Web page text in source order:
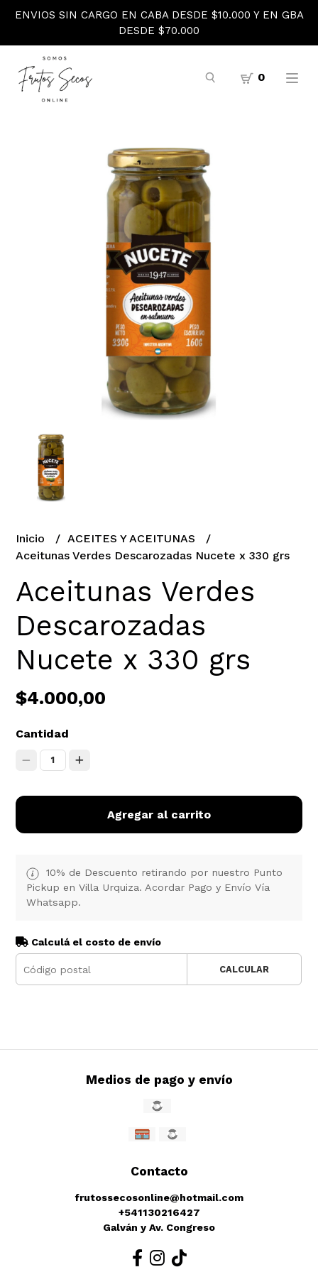
ENVIOS SIN CARGO EN CABA DESDE $10.000 Y EN GBA
DESDE $70.000
0
Inicio
ACEITES Y ACEITUNAS
Aceitunas Verdes Descarozadas Nucete x 330 grs
Aceitunas Verdes
Descarozadas
Nucete x 330 grs
$4.000,00
Cantidad
1
Agregar al carrito
10% de Descuento retirando por nuestro Punto
Pickup en Villa Urquiza. Acordar Pago y Envío Vía
Whatsapp.
Calculá el costo de envío
CALCULAR
Medios de pago y envío
Contacto
frutossecosonline@hotmail.com
+541130216427
Galván y Av. Congreso